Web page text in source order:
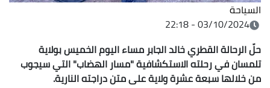
السياحة
03/10/2024 - 22:18
حلالرحالة القطري خالد الجابر مساء اليوم الخميس بولاية
تلمسان في رحلته الاستكشافية "مسار الهضاب" التي سيجوب
من خلالها سبعة عشرة ولاية على متن دراجته النارية.